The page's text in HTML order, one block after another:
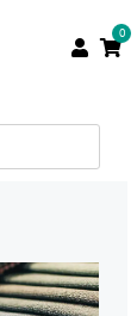
0